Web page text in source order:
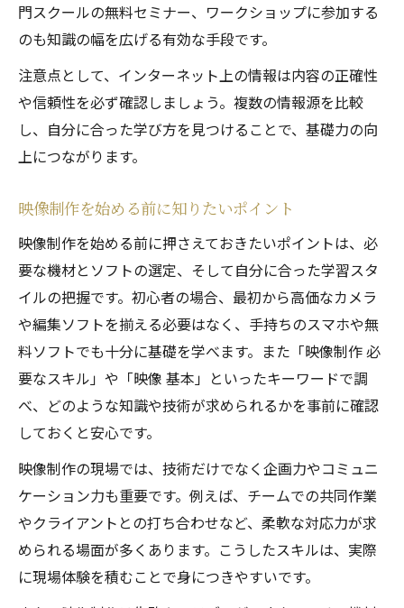
門スクールの無料セミナー、ワークショップに参加する
のも知識の幅を広げる有効な手段です。
注意点として、インターネット上の情報は内容の正確性
や信頼性を必ず確認しましょう。複数の情報源を比較
し、自分に合った学び方を見つけることで、基礎力の向
上につながります。
映像制作を始める前に知りたいポイント
映像制作を始める前に押さえておきたいポイントは、必
要な機材とソフトの選定、そして自分に合った学習スタ
イルの把握です。初心者の場合、最初から高価なカメラ
や編集ソフトを揃える必要はなく、手持ちのスマホや無
料ソフトでも十分に基礎を学べます。また「映像制作 必
要なスキル」や「映像 基本」といったキーワードで調
べ、どのような知識や技術が求められるかを事前に確認
しておくと安心です。
映像制作の現場では、技術だけでなく企画力やコミュニ
ケーション力も重要です。例えば、チームでの共同作業
やクライアントとの打ち合わせなど、柔軟な対応力が求
められる場面が多くあります。こうしたスキルは、実際
に現場体験を積むことで身につきやすいです。